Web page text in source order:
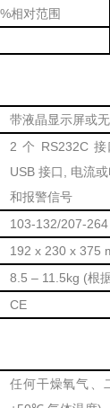
相对范围
带液晶显示屏或
2 个 RS232C 接
USB 接口, 电流
和报警信号
103-132/207-
192 x 230 x 375
8.5 – 11.5kg (根
CE
任何干燥氧气